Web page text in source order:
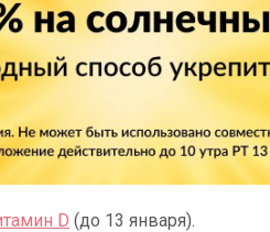
D (до 13 января).